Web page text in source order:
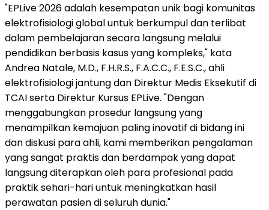
"EPLive 2026 adalah kesempatan unik bagi komunitas
elektrofisiologi global untuk berkumpul dan terlibat
dalam pembelajaran secara langsung melalui
pendidikan berbasis kasus yang kompleks," kata
Andrea Natale, M.D., F.H.R.S., F.A.C.C., F.E.S.C., ahli
elektrofisiologi jantung dan Direktur Medis Eksekutif di
TCAI serta Direktur Kursus EPLive. "Dengan
menggabungkan prosedur langsung yang
menampilkan kemajuan paling inovatif di bidang ini
dan diskusi para ahli, kami memberikan pengalaman
yang sangat praktis dan berdampak yang dapat
langsung diterapkan oleh para profesional pada
praktik sehari-hari untuk meningkatkan hasil
perawatan pasien di seluruh dunia."